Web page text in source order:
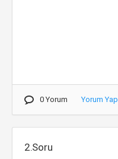
0 Yorum Yorum Yap
2.Soru